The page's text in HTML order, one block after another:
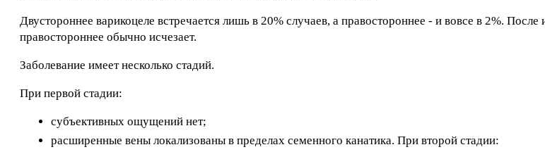
Двустороннее варикоцеле встречается лишь в 20% случаев, а правостороннее - и вовсе в 2%. После
правостороннее обычно исчезает.
Заболевание имеет несколько стадий.
При первой стадии:
субъективных ощущений нет;
расширенные вены локализованы в пределах семенного канатика. При второй стадии: